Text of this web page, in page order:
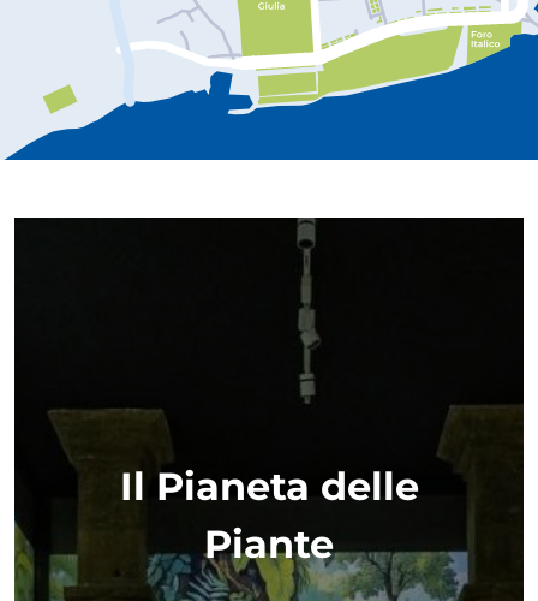
Il Pianeta delle
Piante